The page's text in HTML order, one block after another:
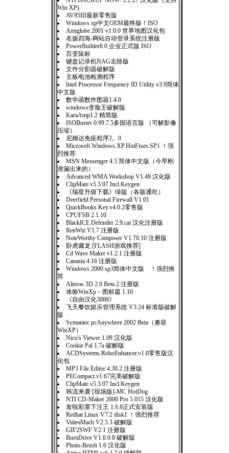
Win XP)
AV95III最新零售版
Windows xp中文OEM最终版！ISO
Amiglobe 2001 v1.0.0 世界地图汉化包
名扬四海-网站自动登录系统注册版
PowerBuilder8.0 企业正式版 ISO
百变鼠标
键盘记录机NAG去除版
文件分割器破解版
主板电池检测程序
Intel Processor Frequency ID Utility v3.9简体
中文版
数学函数作图器1.4.0
windows变脸王破解版
KaraAmp1.2 精简版
ISOBuster 0.99.7.5多国语言版 （可解影像
压缩）
尼姆达免疫程序2。0
Microsoft.Windows.XP.HotFixes.SP1 ！强
烈推荐
MSN Messenger 4.5 简体中文版（今早刚
泄漏出来的）
Advanced WMA Workshop V1.49 汉化版
ClipMate.v5.3.07.Incl.Keygen
《瑞星升级下载》绿版（各版通吃）
Deerfield Personal Firewall V1.01
QuickBooks.Key.v4.0.2零售版
CPUFSB 2.1.10
BlackICE Defender 2.9.cai 汉化注册版
RenWiz V1.7 注册版
NoteWorthy Composer V1.70.10 注册版
卧虎藏龙 [FLASH游戏推荐]
Cd Wave Maker v1.2.1 注册版
Canasta 4.16 注册版
Windows 2000 sp3简体中文版 ！强烈推
荐
Alteros 3D 2.0 Beta 2 注册版
体验WinXp－图标篇 1.10
《自由汉化3000》
飞天餐饮娱乐管理系统 V3.24 标准版破解
版
Symantec pcAnywhere 2002 Beta（兼容
WinXP）
Nico's Viewer 1.09 汉化版
Cookie Pal 1.7a 破解版
ACDSystems.RoboEnhancer.v1.0零售版汉
化包
MP3 File Editor 4.30.2 注册版
PECompact.v1.67完美破解版
ClipMate.v5.3.07.Incl.Keygen
韩流来袭 [现场版]-MC HotDog
NTI CD-Maker 2000 Pro 5.015 汉化版
发啦彩票下注王 1.6.8正式安装版
Redhat Linux V7.2 disk1 ！强烈推荐
VideoMach V2.5.3 破解版
GIF2SWF V2.1 注册版
BurnDrive V1.0.0.8 破解版
Photo-Brush 1.6 汉化版